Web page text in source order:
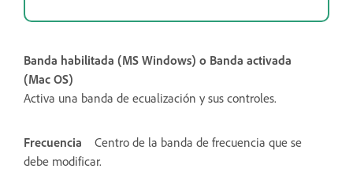
Banda habilitada (MS Windows) o Banda activada
(Mac OS)
Activa una banda de ecualización y sus controles.
Frecuencia
Centro de la banda de frecuencia que se
debe modificar.